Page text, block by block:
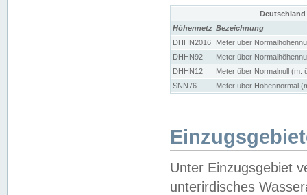
Höhennetz Bezeichnung
DHHN2016
Meter über
DHHN92
Meter über
DHHN12
Meter über Normalnull (m.
SNN76
Meter über Höhennormal
Unter Einzugsgebiet
unterirdisches